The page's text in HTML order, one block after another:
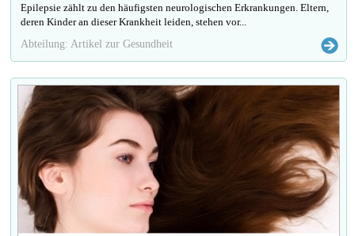
Epilepsie zählt zu den häufigsten neurologischen Erkrankungen. Eltern,
deren Kinder an dieser Krankheit leiden, stehen vor...
Abteilung: Artikel zur Gesundheit